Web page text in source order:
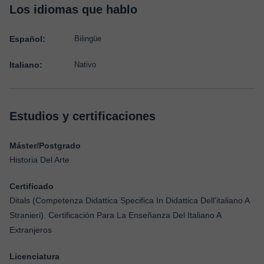
Los idiomas que hablo
Español: Bilingüe
Italiano: Nativo
Estudios y certificaciones
Máster/Postgrado
Historia Del Arte
Certificado
Ditals (Competenza Didattica Specifica In Didattica Dell'italiano A
Stranieri). Certificación Para La Enseñanza Del Italiano A
Extranjeros
Licenciatura